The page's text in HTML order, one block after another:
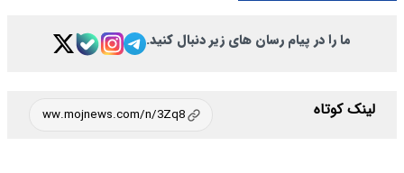
ما را در پیام رسان های زیر دنبال کنید.
لینک کوتاه